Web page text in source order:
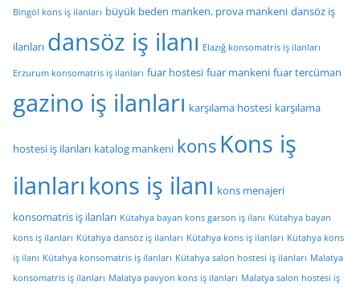
Bingöl kons iş ilanları büyük beden manken. prova mankeni dansöz iş
ilanları dansöz iş ilanı Elazığ konsomatris iş ilanları
Erzurum konsomatris iş ilanları fuar hostesi fuar mankeni fuar tercüman
gazino iş ilanları karşılama hostesi karşılama
hostesi iş ilanları katalog mankeni kons Kons iş
ilanları kons iş ilanı kons menajeri
konsomatris iş ilanları Kütahya bayan kons garson iş ilanı Kütahya bayan
kons iş ilanları Kütahya dansöz iş ilanları Kütahya kons iş ilanları Kütahya kons
iş ilanı Kütahya konsomatris iş ilanları Kütahya salon hostesi iş ilanları Malatya
konsomatris iş ilanları Malatya pavyon kons iş ilanları Malatya salon hostesi iş